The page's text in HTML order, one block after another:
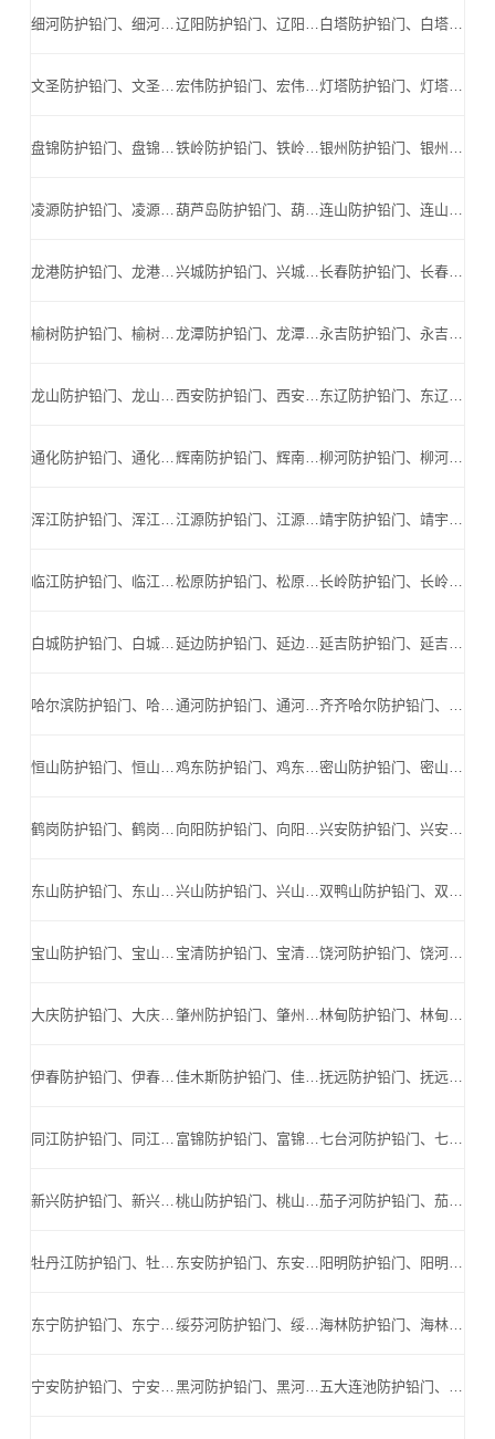
细河防护铅门、细河防辐射铅门、细河医用铅门、细河手术室铅门、细河工业探伤铅门_细河手术室铅门公司 辽阳防护铅门、辽阳防辐射铅门、辽阳医用铅门、辽阳手术室铅门、辽阳工业探伤铅门_辽阳手术室铅门公司 白塔防护铅门、白塔防辐射铅门、白塔医用铅门、白塔手术室铅门、白塔工业探伤铅门_白塔手术室铅门公司
文圣防护铅门、文圣防辐射铅门、文圣医用铅门、文圣手术室铅门、文圣工业探伤铅门_文圣手术室铅门公司 宏伟防护铅门、宏伟防辐射铅门、宏伟医用铅门、宏伟手术室铅门、宏伟工业探伤铅门_宏伟手术室铅门公司 灯塔防护铅门、灯塔防辐射铅门、灯塔医用铅门、灯塔手术室铅门、灯塔工业探伤铅门_灯塔手术室铅门公司
盘锦防护铅门、盘锦防辐射铅门、盘锦医用铅门、盘锦手术室铅门、盘锦工业探伤铅门_盘锦手术室铅门公司 铁岭防护铅门、铁岭防辐射铅门、铁岭医用铅门、铁岭手术室铅门、铁岭工业探伤铅门_铁岭手术室铅门公司 银州防护铅门、银州防辐射铅门、银州医用铅门、银州手术室铅门、银州工业探伤铅门_银州手术室铅门公司
凌源防护铅门、凌源防辐射铅门、凌源医用铅门、凌源手术室铅门、凌源工业探伤铅门_凌源手术室铅门公司 葫芦岛防护铅门、葫芦岛防辐射铅门、葫芦岛医用铅门、葫芦岛手术室铅门、葫芦岛工业探伤铅门_葫芦岛手术室铅门公司 连山防护铅门、连山防辐射铅门、连山医用铅门、连山手术室铅门、连山工业探伤铅门_连山手术室铅门公司
龙港防护铅门、龙港防辐射铅门、龙港医用铅门、龙港手术室铅门、龙港工业探伤铅门_龙港手术室铅门公司 兴城防护铅门、兴城防辐射铅门、兴城医用铅门、兴城手术室铅门、兴城工业探伤铅门_兴城手术室铅门公司 长春防护铅门、长春防辐射铅门、长春医用铅门、长春手术室铅门、长春工业探伤铅门_长春手术室铅门公司
榆树防护铅门、榆树防辐射铅门、榆树医用铅门、榆树手术室铅门、榆树工业探伤铅门_榆树手术室铅门公司 龙潭防护铅门、龙潭防辐射铅门、龙潭医用铅门、龙潭手术室铅门、龙潭工业探伤铅门_龙潭手术室铅门公司 永吉防护铅门、永吉防辐射铅门、永吉医用铅门、永吉手术室铅门、永吉工业探伤铅门_永吉手术室铅门公司
龙山防护铅门、龙山防辐射铅门、龙山医用铅门、龙山手术室铅门、龙山工业探伤铅门_龙山手术室铅门公司 西安防护铅门、西安防辐射铅门、西安医用铅门、西安手术室铅门、西安工业探伤铅门_西安手术室铅门公司 东辽防护铅门、东辽防辐射铅门、东辽医用铅门、东辽手术室铅门、东辽工业探伤铅门_东辽手术室铅门公司
通化防护铅门、通化防辐射铅门、通化医用铅门、通化手术室铅门、通化工业探伤铅门_通化手术室铅门公司 辉南防护铅门、辉南防辐射铅门、辉南医用铅门、辉南手术室铅门、辉南工业探伤铅门_辉南手术室铅门公司 柳河防护铅门、柳河防辐射铅门、柳河医用铅门、柳河手术室铅门、柳河工业探伤铅门_柳河手术室铅门公司
浑江防护铅门、浑江防辐射铅门、浑江医用铅门、浑江手术室铅门、浑江工业探伤铅门_浑江手术室铅门公司 江源防护铅门、江源防辐射铅门、江源医用铅门、江源手术室铅门、江源工业探伤铅门_江源手术室铅门公司 靖宇防护铅门、靖宇防辐射铅门、靖宇医用铅门、靖宇手术室铅门、靖宇工业探伤铅门_靖宇手术室铅门公司
临江防护铅门、临江防辐射铅门、临江医用铅门、临江手术室铅门、临江工业探伤铅门_临江手术室铅门公司 松原防护铅门、松原防辐射铅门、松原医用铅门、松原手术室铅门、松原工业探伤铅门_松原手术室铅门公司 长岭防护铅门、长岭防辐射铅门、长岭医用铅门、长岭手术室铅门、长岭工业探伤铅门_长岭手术室铅门公司
白城防护铅门、白城防辐射铅门、白城医用铅门、白城手术室铅门、白城工业探伤铅门_白城手术室铅门公司 延边防护铅门、延边防辐射铅门、延边医用铅门、延边手术室铅门、延边工业探伤铅门_延边手术室铅门公司 延吉防护铅门、延吉防辐射铅门、延吉医用铅门、延吉手术室铅门、延吉工业探伤铅门_延吉手术室铅门公司
哈尔滨防护铅门、哈尔滨防辐射铅门、哈尔滨医用铅门、哈尔滨手术室铅门、哈尔滨工业探伤铅门_哈尔滨手术室铅门公司 通河防护铅门、通河防辐射铅门、通河医用铅门、通河手术室铅门、通河工业探伤铅门_通河手术室铅门公司 齐齐哈尔防护铅门、齐齐哈尔防辐射铅门、齐齐哈尔医用铅门、齐齐哈尔手术室铅门、齐齐哈尔工业探伤铅门_齐齐哈尔手术室铅门公司
恒山防护铅门、恒山防辐射铅门、恒山医用铅门、恒山手术室铅门、恒山工业探伤铅门_恒山手术室铅门公司 鸡东防护铅门、鸡东防辐射铅门、鸡东医用铅门、鸡东手术室铅门、鸡东工业探伤铅门_鸡东手术室铅门公司 密山防护铅门、密山防辐射铅门、密山医用铅门、密山手术室铅门、密山工业探伤铅门_密山手术室铅门公司
鹤岗防护铅门、鹤岗防辐射铅门、鹤岗医用铅门、鹤岗手术室铅门、鹤岗工业探伤铅门_鹤岗手术室铅门公司 向阳防护铅门、向阳防辐射铅门、向阳医用铅门、向阳手术室铅门、向阳工业探伤铅门_向阳手术室铅门公司 兴安防护铅门、兴安防辐射铅门、兴安医用铅门、兴安手术室铅门、兴安工业探伤铅门_兴安手术室铅门公司
东山防护铅门、东山防辐射铅门、东山医用铅门、东山手术室铅门、东山工业探伤铅门_东山手术室铅门公司 兴山防护铅门、兴山防辐射铅门、兴山医用铅门、兴山手术室铅门、兴山工业探伤铅门_兴山手术室铅门公司 双鸭山防护铅门、双鸭山防辐射铅门、双鸭山医用铅门、双鸭山手术室铅门、双鸭山工业探伤铅门_双鸭山手术室铅门公司
宝山防护铅门、宝山防辐射铅门、宝山医用铅门、宝山手术室铅门、宝山工业探伤铅门_宝山手术室铅门公司 宝清防护铅门、宝清防辐射铅门、宝清医用铅门、宝清手术室铅门、宝清工业探伤铅门_宝清手术室铅门公司 饶河防护铅门、饶河防辐射铅门、饶河医用铅门、饶河手术室铅门、饶河工业探伤铅门_饶河手术室铅门公司
大庆防护铅门、大庆防辐射铅门、大庆医用铅门、大庆手术室铅门、大庆工业探伤铅门_大庆手术室铅门公司 肇州防护铅门、肇州防辐射铅门、肇州医用铅门、肇州手术室铅门、肇州工业探伤铅门_肇州手术室铅门公司 林甸防护铅门、林甸防辐射铅门、林甸医用铅门、林甸手术室铅门、林甸工业探伤铅门_林甸手术室铅门公司
伊春防护铅门、伊春防辐射铅门、伊春医用铅门、伊春手术室铅门、伊春工业探伤铅门_伊春手术室铅门公司 佳木斯防护铅门、佳木斯防辐射铅门、佳木斯医用铅门、佳木斯手术室铅门、佳木斯工业探伤铅门_佳木斯手术室铅门公司 抚远防护铅门、抚远防辐射铅门、抚远医用铅门、抚远手术室铅门、抚远工业探伤铅门_抚远手术室铅门公司
同江防护铅门、同江防辐射铅门、同江医用铅门、同江手术室铅门、同江工业探伤铅门_同江手术室铅门公司 富锦防护铅门、富锦防辐射铅门、富锦医用铅门、富锦手术室铅门、富锦工业探伤铅门_富锦手术室铅门公司 七台河防护铅门、七台河防辐射铅门、七台河医用铅门、七台河手术室铅门、七台河工业探伤铅门_七台河手术室铅门公司
新兴防护铅门、新兴防辐射铅门、新兴医用铅门、新兴手术室铅门、新兴工业探伤铅门_新兴手术室铅门公司 桃山防护铅门、桃山防辐射铅门、桃山医用铅门、桃山手术室铅门、桃山工业探伤铅门_桃山手术室铅门公司 茄子河防护铅门、茄子河防辐射铅门、茄子河医用铅门、茄子河手术室铅门、茄子河工业探伤铅门_茄子河手术室铅门公司
牡丹江防护铅门、牡丹江防辐射铅门、牡丹江医用铅门、牡丹江手术室铅门、牡丹江工业探伤铅门_牡丹江手术室铅门公司 东安防护铅门、东安防辐射铅门、东安医用铅门、东安手术室铅门、东安工业探伤铅门_东安手术室铅门公司 阳明防护铅门、阳明防辐射铅门、阳明医用铅门、阳明手术室铅门、阳明工业探伤铅门_阳明手术室铅门公司
东宁防护铅门、东宁防辐射铅门、东宁医用铅门、东宁手术室铅门、东宁工业探伤铅门_东宁手术室铅门公司 绥芬河防护铅门、绥芬河防辐射铅门、绥芬河医用铅门、绥芬河手术室铅门、绥芬河工业探伤铅门_绥芬河手术室铅门公司 海林防护铅门、海林防辐射铅门、海林医用铅门、海林手术室铅门、海林工业探伤铅门_海林手术室铅门公司
宁安防护铅门、宁安防辐射铅门、宁安医用铅门、宁安手术室铅门、宁安工业探伤铅门_宁安手术室铅门公司 黑河防护铅门、黑河防辐射铅门、黑河医用铅门、黑河手术室铅门、黑河工业探伤铅门_黑河手术室铅门公司 五大连池防护铅门、五大连池防辐射铅门、五大连池医用铅门、五大连池手术室铅门、五大连池工业探伤铅门_五大连池手术室铅门公司